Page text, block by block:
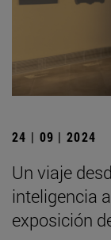
24 | 09 | 2024
Un viaje
inteligencia
exposición